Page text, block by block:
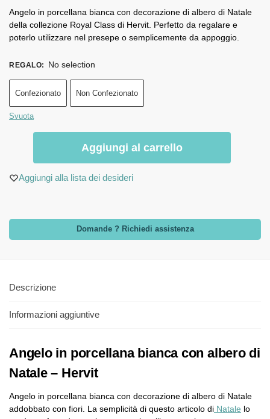
Angelo in porcellana bianca con decorazione di albero di Natale
della collezione Royal Class di Hervit. Perfetto da regalare e
poterlo utilizzare nel presepe o semplicemente da appoggio.
REGALO: No selection
Confezionato Non Confezionato
Svuota
Aggiungi al carrello
Aggiungi alla lista dei desideri
Domande ? Richiedi assistenza
Descrizione
Informazioni aggiuntive
Angelo in porcellana bianca con albero di
Natale – Hervit
Angelo in porcellana bianca con decorazione di albero di Natale
addobbato con fiori. La semplicità di questo articolo di Natale lo